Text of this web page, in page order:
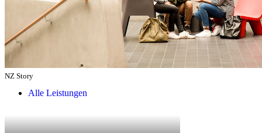
ENTREPRENEUR VISA
Alle Leistungen
NZ Story